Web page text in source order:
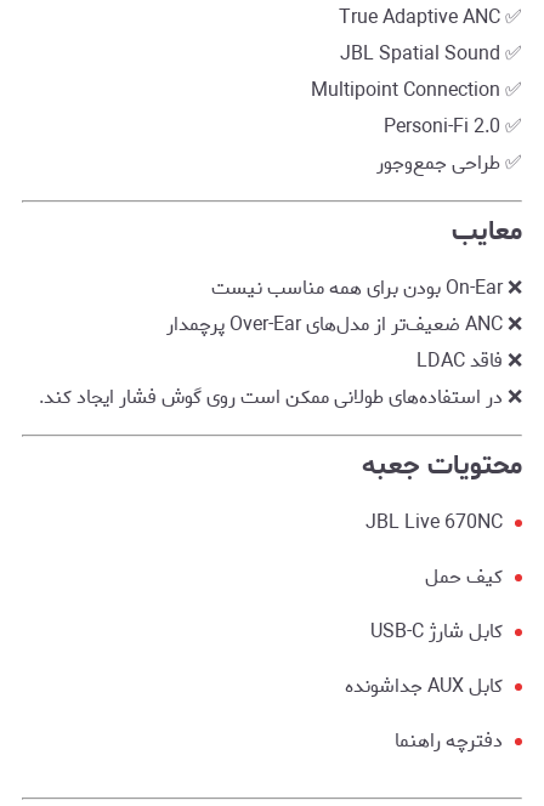
✅ True Adaptive ANC
✅ JBL Spatial Sound
✅ Multipoint Connection
✅ Personi-Fi 2.0
✅ طراحی جمع‌وجور
معایب
❌ On-Ear بودن برای همه مناسب نیست
❌ ANC ضعیف‌تر از مدل‌های Over-Ear پرچمدار
❌ فاقد LDAC
❌ در استفاده‌های طولانی ممکن است روی گوش فشار ایجاد کند.
محتویات جعبه
JBL Live 670NC
کیف حمل
کابل شارژ USB-C
کابل AUX جداشونده
دفترچه راهنما